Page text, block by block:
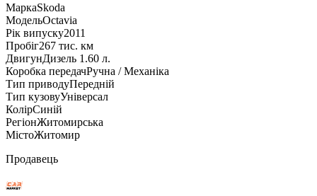
МаркаSkoda
МодельOctavia
Рік випуску2011
Пробіг267 тис. км
ДвигунДизель 1.60 л.
Коробка передачРучна / Механіка
Тип приводуПередній
Тип кузовуУніверсал
КолірСиній
РегіонЖитомирська
МістоЖитомир
Продавець